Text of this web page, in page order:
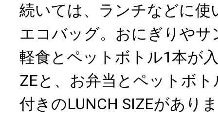
続いては、ランチなどに使
エコバッグ。おにぎりや
軽食とペットボトル1本が
ZEと、お弁当とペットボ
付きのLUNCH SIZEがあり